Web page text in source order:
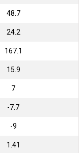
48.7
24.2
167.1
15.9
7
-7.7
-9
1.41